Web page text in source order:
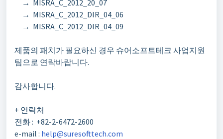
→ MISRA_C_2012_20_07
→ MISRA_C_2012_DIR_04_06
→ MISRA_C_2012_DIR_04_09
제품의 패치가 필요하신 경우 슈어소프트테크 사업지원
팀으로 연락바랍니다.
감사합니다.
+ 연락처
전화: +82-2-6472-2600
e-mail : help@suresofttech.com